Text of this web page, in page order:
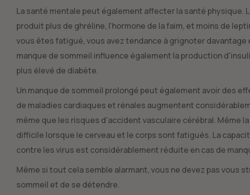
La santé mentale peut également affecter la santé physique.
produit plus de ghréline, l'hormone de la faim, et moins de
vous êtes fatigué, vous avez tendance à grignoter davantage
manque de sommeil influence également la production
plus élevé de diabète.
Un manque de sommeil prolongé peut également avoir des
de maladies cardiaques et rénales augmentent
même que les risques d'accident vasculaire cérébral. Même
difficile lorsque le cerveau et le corps sont fatigués. La
contre les virus est considérablement réduite en cas de
Même si tout cela semble alarmant, vous ne devez pas vous
sommeil et de se détendre.